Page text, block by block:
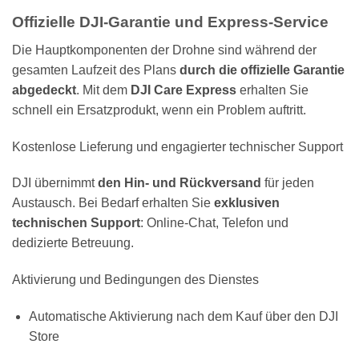
Offizielle DJI-Garantie und Express-Service
Die Hauptkomponenten der Drohne sind während der
gesamten Laufzeit des Plans durch die offizielle Garantie
abgedeckt. Mit dem DJI Care Express erhalten Sie
schnell ein Ersatzprodukt, wenn ein Problem auftritt.
Kostenlose Lieferung und engagierter technischer Support
DJI übernimmtden Hin- und Rückversand für jeden
Austausch. Bei Bedarf erhalten Sie exklusiven
technischen Support: Online-Chat, Telefon und
dedizierte Betreuung.
Aktivierung und Bedingungen des Dienstes
Automatische Aktivierung nach dem Kauf über den DJI
Store